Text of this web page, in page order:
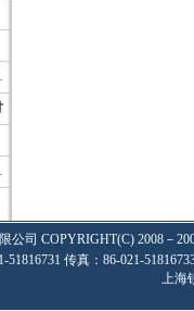
维意义
活部署
公司 COPYRIGHT(C) 2008－
51816731 传真：86-021-
上海